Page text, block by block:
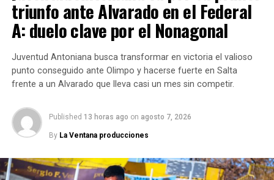
Gobetti, de 1,92 metros, llega proveniente deClub
Atlético Provincial de Rosario , luego de desarrollar
una carrera sólida en distintas instituciones. Entre sus
pasos anteriores aparecenComunicaciones de
Pergamino, Sarmiento de Junín, Gimnasia de
Básquet
Un refuerzo para fortalecer el
proyecto de Los Infernales
triunfo ante Alvarado en el Federal
A: duelo clave por el Nonagonal
Juventud Antoniana busca transformar en victoria el valioso
punto conseguido ante Olimpo y hacerse fuerte en Salta
frente a un Alvarado que lleva casi un mes sin competir.
Published 13 horas ago on agosto 7, 2026
By La Ventana producciones